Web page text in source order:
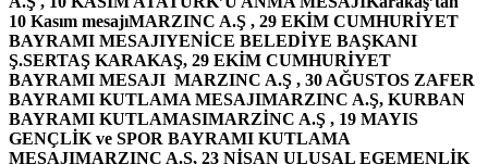
10 Kasım mesajıMARZINC A.Ş , 29 EKİM CUMHURİYET
BAYRAMI MESAJIYENİCE BELEDİYE BAŞKANI
Ş.SERTAŞ KARAKAŞ, 29 EKİM CUMHURİYET
BAYRAMI MESAJI MARZINC A.Ş , 30 AĞUSTOS ZAFER
BAYRAMI KUTLAMA MESAJIMARZINC A.Ş, KURBAN
BAYRAMI KUTLAMASIMARZİNC A.Ş , 19 MAYIS
GENÇLİK ve SPOR BAYRAMI KUTLAMA
MESAJIMARZINC A.Ş, 23 NİSAN ULUSAL EGEMENLİK